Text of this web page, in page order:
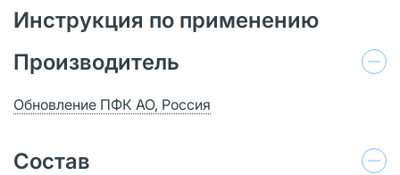
Инструкция по применению
Производитель
Обновление ПФК АО, Россия
Состав